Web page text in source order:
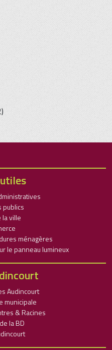
publics
la ville
ménagères
le panneau lumineux
Audincourt
municipale
& Racines
la BD